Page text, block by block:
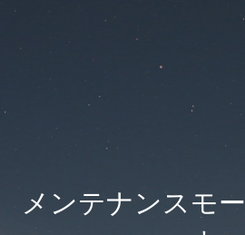
メンテナンスモ